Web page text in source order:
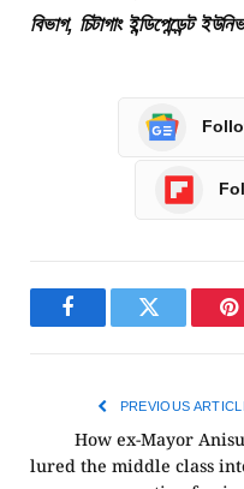
বিভাগ, চিটাগাং ইন্ডিপেন্ডেন্ট
FacebookTwitter
PREVIOUS
How ex-Mayor
lured the middle class